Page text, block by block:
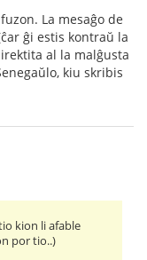
La mesaĝo de
ĝi estis kontraŭ la
al la malĝusta
kiu skribis
kion li afable
por tio..)